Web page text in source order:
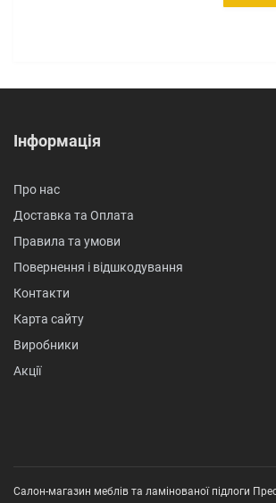
Інформація
Про нас
Доставка та Оплата
Правила та умови
Повернення і відшкодування
Контакти
Карта сайту
Виробники
Акції
Салон-магазин меблів та ламінованої підлоги